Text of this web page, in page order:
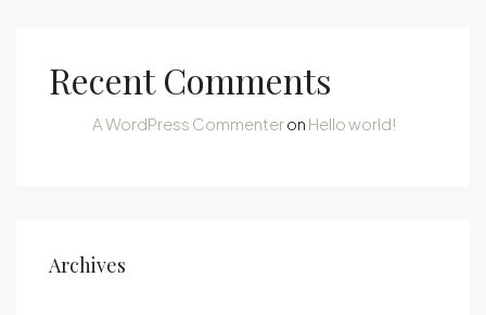
Recent Comments
A WordPress Commenteron Hello world!
Archives